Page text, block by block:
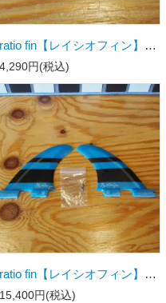
ratio fin【レイシオフィン】FCS用 ナブスターフィン 蛍光オレンジメッシュ
4,290円(税込)
ratio fin【レイシオフィン】FMS(フラップモータースピードフィン) FCSⅡ用 クワッドサイドorロング用スタビ ブルーボーダー
15,400円(税込)